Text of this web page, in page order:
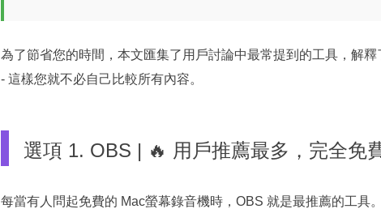
為了節省您的時間，本文匯集了用戶討論中最常提到的工具，解
- 這樣您就不必自己比較所有內容。
選項 1. OBS | 🔥 用戶推薦最多，完全免
每當有人問起免費的 Mac螢幕錄音機時，OBS 就是最推薦的工